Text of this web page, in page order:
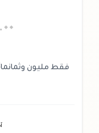
.٠٠
فقط مليون